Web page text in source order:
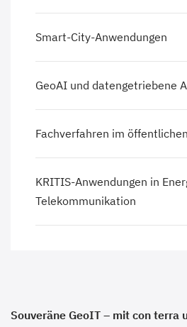
Smart-City-Anwendungen
GeoAI und datengetriebene
Fachverfahren im
KRITIS-Anwendungen in
Telekommunikation
Souveräne GeoIT – mit con terra